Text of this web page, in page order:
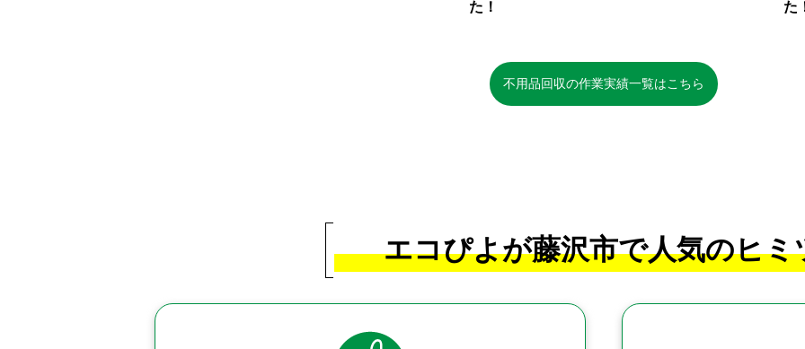
た！
た
不用品回収の作業実績一覧はこちら
エコぴよが藤沢市で人気のヒミ